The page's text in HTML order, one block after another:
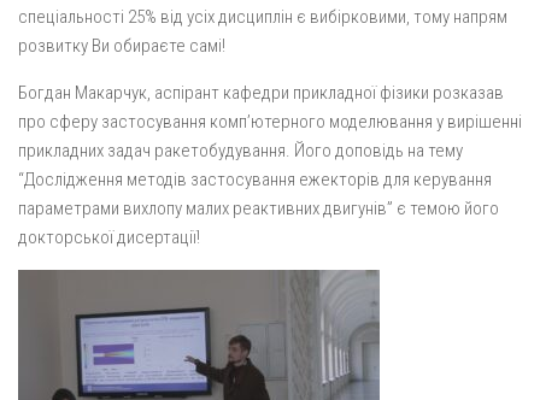
спеціальності 25% від усіх дисциплін є вибірковими, тому напрям
розвитку Ви обираєте самі!
Богдан Макарчук, аспірант кафедри прикладної фізики розказав
про сферу застосування комп’ютерного моделювання у вирішенні
прикладних задач ракетобудування. Його доповідь на тему
“Дослідження методів застосування ежекторів для керування
параметрами вихлопу малих реактивних двигунів” є темою його
докторської дисертації!